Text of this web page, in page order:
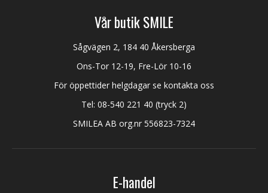
Vår butik SMILE
Sågvägen 2, 184 40 Åkersberga
Ons-Tor 12-19, Fre-Lör 10-16
För öppettider helgdagar se kontakta oss
Tel: 08-540 221 40 (tryck 2)
SMILEA AB org.nr 556823-7324
E-handel